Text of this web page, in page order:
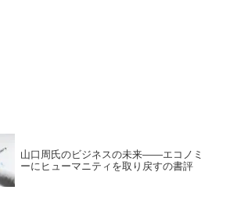
山口周氏のビジネスの未来――エコノミ
ーにヒューマニティを取り戻すの書評